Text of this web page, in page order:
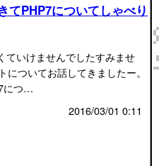
てPHP7についてしゃべり
ていけませんでしたすみませ
ついてお話してきましたー。
につ…
2016/03/01 0:11